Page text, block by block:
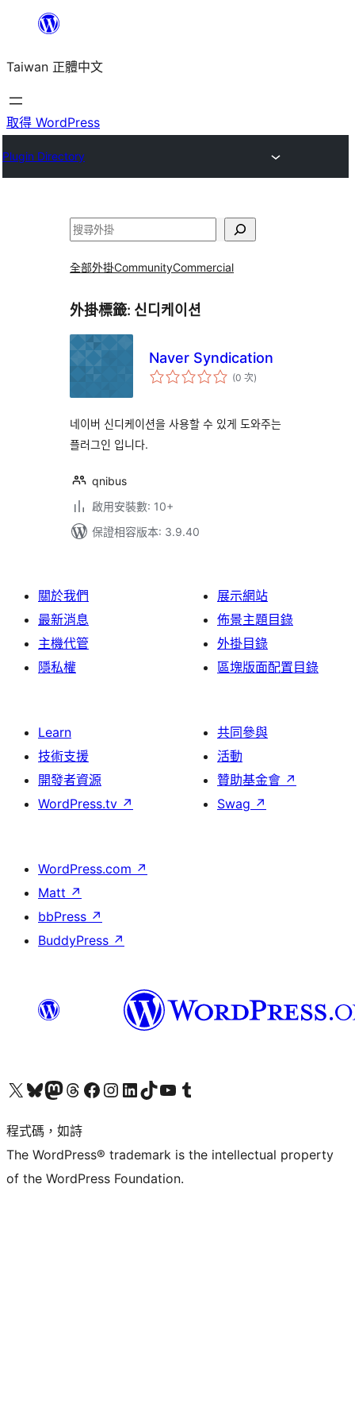
主
要
內
Taiwan 正體中文
取得 WordPress
Plugin Directory
搜
全部外掛CommunityCommercial
外掛標籤: 신디케이션
Naver Syndication
(0 次評
分)
네이버 신디케이션을 사용할 수 있게 도와주는
플러그인 입니다.
qnibus
啟用安裝數: 10+
保證相容版本: 3.9.40
關於我們
最新消息
主機代管
隱私權
展示網站
佈景主題目錄
外掛目錄
區塊版面配置目錄
Learn
技術支援
開發者資源
WordPress.tv ↗
共同參與
活動
贊助基金會 ↗
Swag ↗
WordPress.com ↗
Matt ↗
bbPress ↗
BuddyPress ↗
查看我們的 X (之前的 Twitter) 帳號造訪我們的 Bluesky 帳號造訪我們的 Mastodon 帳號造訪我們的 Threads 帳號 造訪我們的 Facebook 粉絲專頁Visit our Instagram account
Visit our LinkedIn account
造訪我們的 TikTok 帳號Visit our YouTube channel
造訪我們的 Tumblr 帳號
程式碼，如詩
The WordPress® trademark is the intellectual property
of the WordPress Foundation.